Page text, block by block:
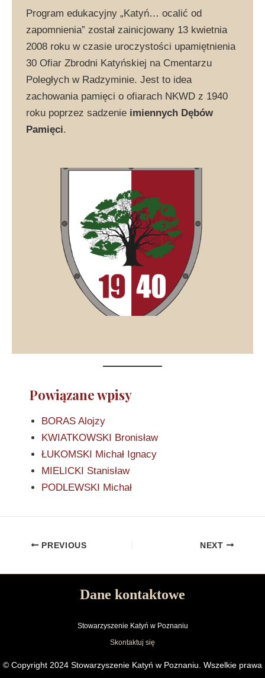
Program edukacyjny „Katyń… ocalić od
zapomnienia” został zainicjowany 13 kwietnia
2008 roku w czasie uroczystości upamiętnienia
30 Ofiar Zbrodni Katyńskiej na Cmentarzu
Poległych w Radzyminie. Jest to idea
zachowania pamięci o ofiarach NKWD z 1940
roku poprzez sadzenie imiennych Dębów
Pamięci.
Powiązane wpisy
BORAS Alojzy
KWIATKOWSKI Bronisław
ŁUKOMSKI Michał Ignacy
MIELICKI Stanisław
PODLEWSKI Michał
PREVIOUS NEXT
Dane kontaktowe
Stowarzyszenie Katyń w Poznaniu
Skontaktuj się
© Copyright 2024 Stowarzyszenie Katyń w Poznaniu. Wszelkie prawa